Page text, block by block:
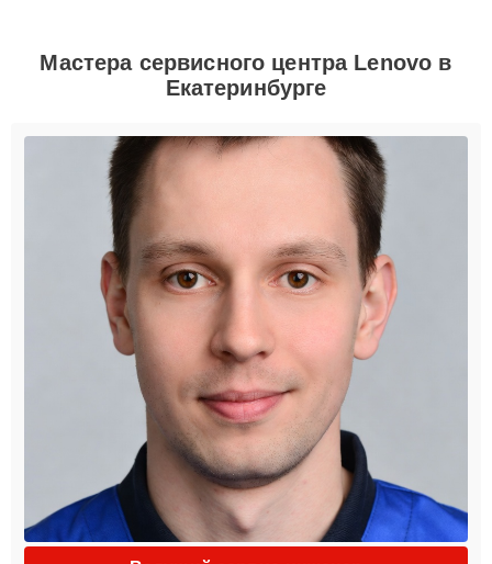
Мастера сервисного центра Lenovo в
Екатеринбурге